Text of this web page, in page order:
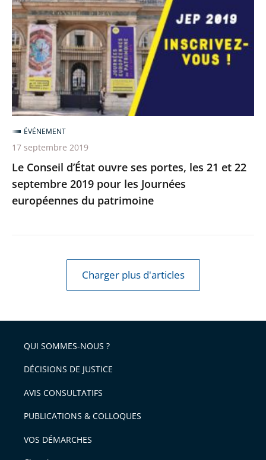
ouvre
ses
portes,
les
21
et
22
septembre
2019
pour
les
Journées
Le Conseil d’État ouvre ses portes, les 21 et 22
septembre 2019 pour les Journées
européennes du patrimoine
ÉVÉNEMENT
17 septembre 2019
Charger plus d'articles
QUI SOMMES-NOUS ?
DÉCISIONS DE JUSTICE
AVIS CONSULTATIFS
PUBLICATIONS & COLLOQUES
VOS DÉMARCHES